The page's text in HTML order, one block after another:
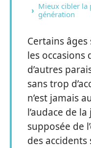
Mieux cibler la
génération
Certains
les occasions
d’autres
sans trop
n’est jamais
l’audace de
supposée de
des accidents